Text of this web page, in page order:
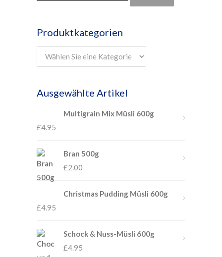
Produktkategorien
Ausgewählte Artikel
Multigrain Mix Müsli 600g
£4.95
Bran 500g
£2.00
Christmas Pudding Müsli 600g
£4.95
Schock & Nuss-Müsli 600g
£4.95